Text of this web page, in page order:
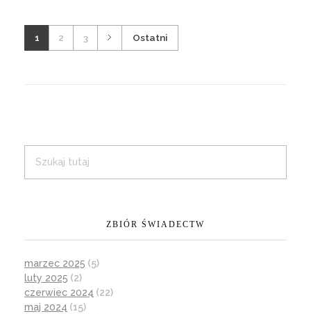
1 2 3 Ostatni
ZBIÓR ŚWIADECTW
marzec 2025 (5)
luty 2025 (2)
czerwiec 2024 (22)
maj 2024 (15)